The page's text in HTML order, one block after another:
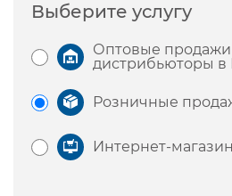
Выберите услугу
Оптовые
дистрибьюторы в
Розничные
Интернет-